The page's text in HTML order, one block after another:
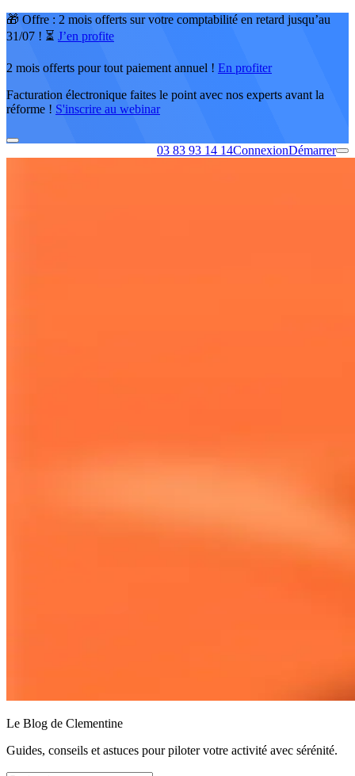
🎁 Offre : 2 mois offerts sur votre comptabilité en retard jusqu’au
31/07 ! ⏳ J’en profite
2 mois offerts pour tout paiement annuel ! En profiter
Facturation électronique faites le point avec nos experts avant la
réforme ! S'inscrire au webinar
03 83 93 14 14ConnexionDémarrer
Le Blog de Clementine
Guides, conseils et astuces pour piloter votre activité avec sérénité.